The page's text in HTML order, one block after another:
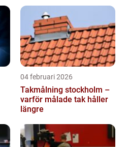
04 februari 2026
Takmålning stockholm –
varför målade tak håller
längre